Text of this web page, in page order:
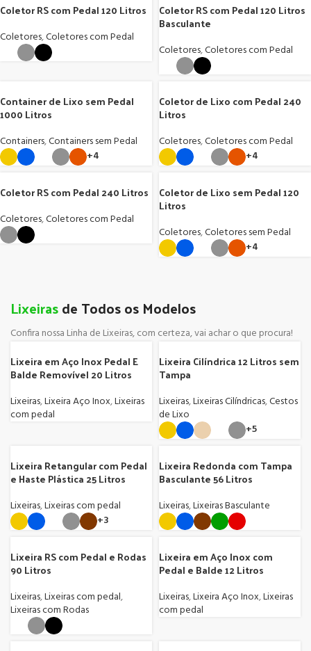
Coletor RS com Pedal 120 Litros
Coletores,Coletores com Pedal
Coletor RS com Pedal 120 Litros
Basculante
Coletores,Coletores com Pedal
Container de Lixo sem Pedal
1000 Litros
Containers,Containers sem Pedal
+4
Coletor de Lixo com Pedal 240
Litros
Coletores,Coletores com Pedal
+4
Coletor RS com Pedal 240 Litros
Coletores,Coletores com Pedal
Coletor de Lixo sem Pedal 120
Litros
Coletores,Coletores sem Pedal
+4
Lixeirasde Todos os Modelos
Confira nossa Linha de Lixeiras, com certeza, vai achar o que procura!
Lixeira em Aço Inox Pedal E
Balde Removível 20 Litros
Lixeiras,Lixeira Aço Inox,Lixeiras
com pedal
Lixeira Cilíndrica 12 Litros sem
Tampa
Lixeiras,Lixeiras Cilíndricas,Cestos
de Lixo
+5
Lixeira Retangular com Pedal
e Haste Plástica 25 Litros
Lixeiras,Lixeiras com pedal
+3
Lixeira Redonda com Tampa
Basculante 56 Litros
Lixeiras,Lixeiras Basculante
Lixeira RS com Pedal e Rodas
90 Litros
Lixeiras,Lixeiras com pedal,
Lixeiras com Rodas
Lixeira em Aço Inox com
Pedal e Balde 12 Litros
Lixeiras,Lixeira Aço Inox,Lixeiras
com pedal